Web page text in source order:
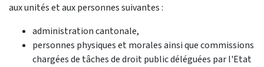
aux unités et aux personnes suivantes :
administration cantonale,
personnes physiques et morales ainsi que commissions
chargées de tâches de droit public déléguées par l'Etat